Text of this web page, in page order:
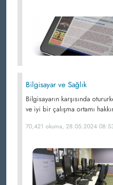
Bilgisayar ve Sağlık
Bilgisayarın karşısında
ve iyi bir çalışma ortamı
70,421 okuma, 28.05.2024